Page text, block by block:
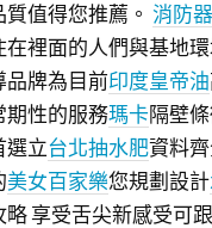
質值得您推薦。消防
在裡面的人們與基地
品牌為目前印度皇帝油
期性的服務瑪卡隔壁
選立台北抽水肥資料
美女百家樂您規劃設計
享受舌尖新感受可